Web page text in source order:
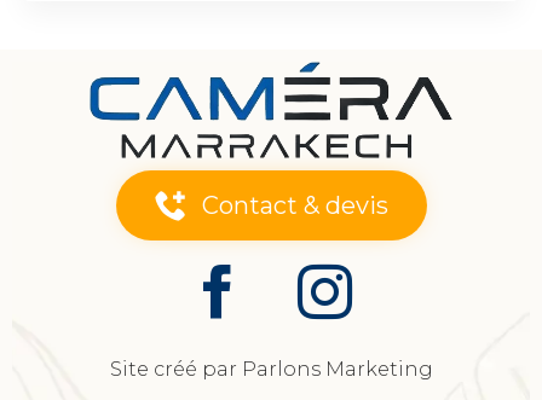
Contact & devis
Site créé par Parlons Marketing